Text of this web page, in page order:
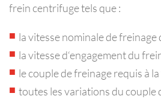
frein centrifuge tels que :
la vitesse nominale de freinage
la vitesse d‘engagement du
le couple de freinage requis à
toutes les variations du couple